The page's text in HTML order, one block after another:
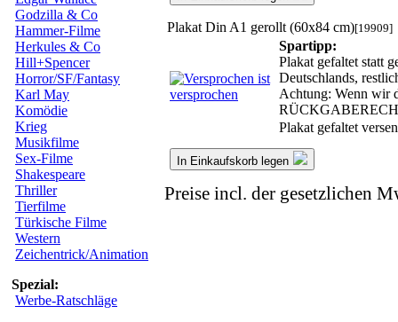
Godzilla & Co
Hammer-Filme
Herkules & Co
Hill+Spencer
Horror/SF/Fantasy
Karl May
Komödie
Krieg
Musikfilme
Sex-Filme
Shakespeare
Thriller
Tierfilme
Türkische Filme
Western
Zeichentrick/Animation
Spezial:
Werbe-Ratschläge
Plakat Din A1 gerollt (60x84 cm)[19909]
Spartipp:
Plakat gefaltet statt
Deutschlands,
Achtung: Wenn wir
Plakat gefaltet
In Einkaufskorb legen
Preise incl. der gesetzlichen